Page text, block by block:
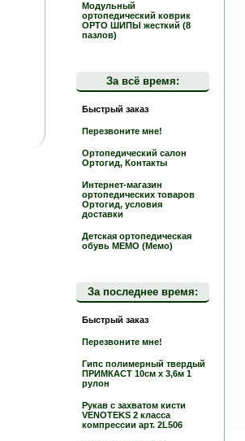
Модульный
ортопедический коврик
ОРТО ШИПЫ жесткий (8
пазлов)
За всё время:
Быстрый заказ
Перезвоните мне!
Ортопедический салон
Ортогид, Контакты
Интернет-магазин
ортопедических товаров
Ортогид, условия
доставки
Детская ортопедическая
обувь MEMO (Мемо)
За последнее время:
Быстрый заказ
Перезвоните мне!
Гипс полимерный твердый
ПРИМКАСТ 10см х 3,6м 1
рулон
Рукав с захватом кисти
VENOTEKS 2 класса
компрессии арт. 2L506